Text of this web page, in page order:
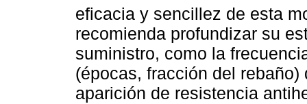
eficacia y sencillez de esta
recomienda profundizar su
suministro, como la
(épocas, fracción del
aparición de resistencia